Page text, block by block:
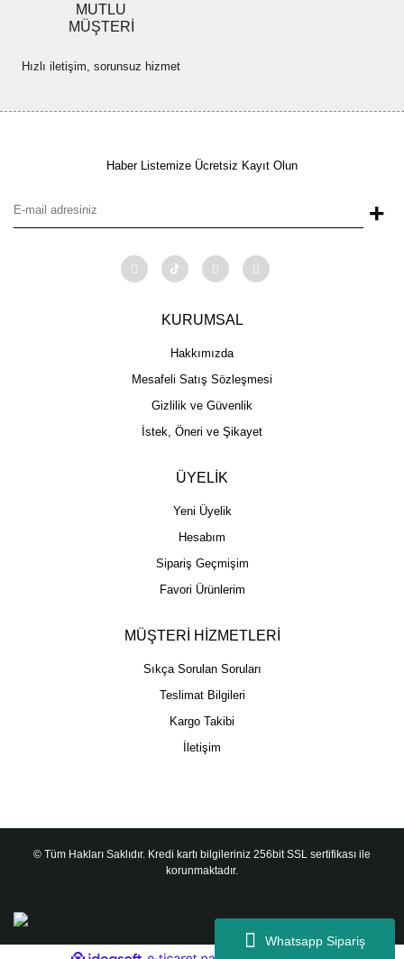
Whatsapp Sipariş
MUTLU
MÜŞTERİ
Hızlı iletişim, sorunsuz hizmet
Haber Listemize Ücretsiz Kayıt Olun
+
KURUMSAL
Hakkımızda
Mesafeli Satış Sözleşmesi
Gizlilik ve Güvenlik
İstek, Öneri ve Şikayet
ÜYELİK
Yeni Üyelik
Hesabım
Sipariş Geçmişim
Favori Ürünlerim
MÜŞTERİ HİZMETLERİ
Sıkça Sorulan Soruları
Teslimat Bilgileri
Kargo Takibi
İletişim
© Tüm Hakları Saklıdır. Kredi kartı bilgileriniz 256bit SSL sertifikası ile
korunmaktadır.